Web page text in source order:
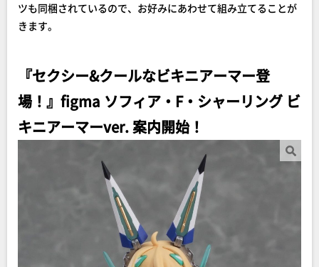
ツも同梱されているので、お好みにあわせて組み立てることが
きます。
『セクシー&クールなビキニアーマー登
場！』figma ソフィア・F・シャーリング ビ
キニアーマーver. 案内開始！